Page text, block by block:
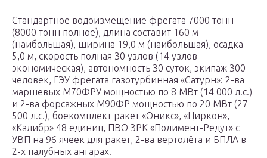
Стандартное водоизмещение фрегата 7000 тонн
(8000 тонн полное), длина составит 160 м
(наибольшая), ширина 19,0 м (наибольшая), осадка
5,0 м, скорость полная 30 узлов (14 узлов
экономическая), автономность 30 суток, экипаж 300
человек, ГЭУ фрегата газотурбинная «Сатурн»: 2-ва
маршевых М70ФРУ мощностью по 8 МВт (14 000 л.с.)
и 2-ва форсажных М90ФР мощностью по 20 МВт (27
500 л.с.), боекомплект ракет «Оникс», «Циркон»,
«Калибр» 48 единиц, ПВО ЗРК «Полимент-Редут» с
УВП на 96 ячеек для ракет, 2-ва вертолёта и БПЛА в
2-х палубных ангарах.